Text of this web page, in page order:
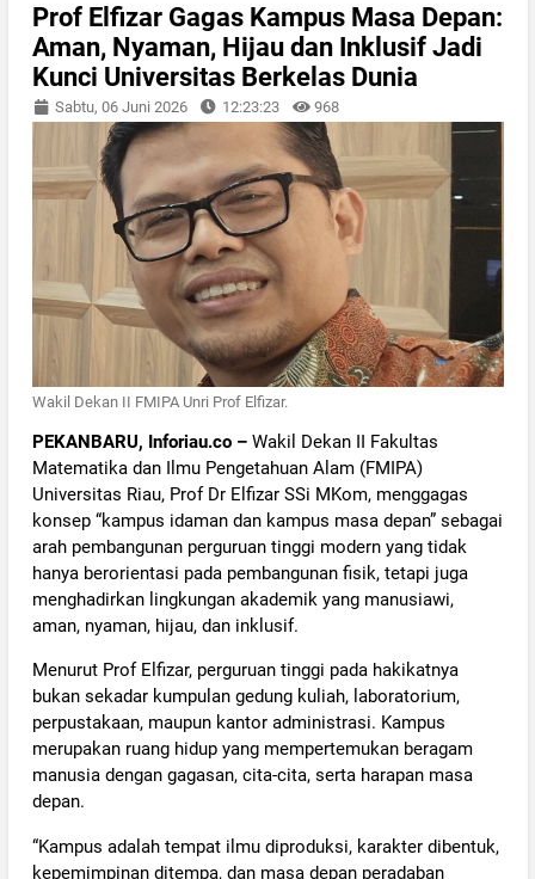
Prof Elfizar Gagas Kampus Masa Depan:
Aman, Nyaman, Hijau dan Inklusif Jadi
Kunci Universitas Berkelas Dunia
Sabtu, 06 Juni 2026 12:23:23 968
Wakil Dekan II FMIPA Unri Prof Elfizar.
PEKANBARU, Inforiau.co – Wakil Dekan II Fakultas
Matematika dan Ilmu Pengetahuan Alam (FMIPA)
Universitas Riau, Prof Dr Elfizar SSi MKom, menggagas
konsep “kampus idaman dan kampus masa depan” sebagai
arah pembangunan perguruan tinggi modern yang tidak
hanya berorientasi pada pembangunan fisik, tetapi juga
menghadirkan lingkungan akademik yang manusiawi,
aman, nyaman, hijau, dan inklusif.
Menurut Prof Elfizar, perguruan tinggi pada hakikatnya
bukan sekadar kumpulan gedung kuliah, laboratorium,
perpustakaan, maupun kantor administrasi. Kampus
merupakan ruang hidup yang mempertemukan beragam
manusia dengan gagasan, cita-cita, serta harapan masa
depan.
“Kampus adalah tempat ilmu diproduksi, karakter dibentuk,
kepemimpinan ditempa, dan masa depan peradaban